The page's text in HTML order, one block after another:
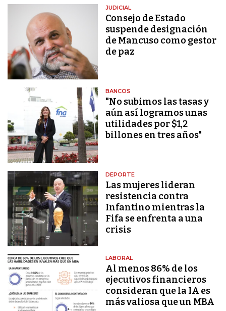
JUDICIAL
Consejo de Estado
suspende designación
de Mancuso como gestor
de paz
BANCOS
"No subimos las tasas y
aún así logramos unas
utilidades por $1,2
billones en tres años"
DEPORTE
Las mujeres lideran
resistencia contra
Infantino mientras la
Fifa se enfrenta a una
crisis
LABORAL
Al menos 86% de los
ejecutivos financieros
consideran que la IA es
más valiosa que un MBA